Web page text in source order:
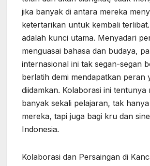
jika banyak di antara mereka
ketertarikan untuk kembali
adalah kunci utama. Menyadari
menguasai bahasa dan budaya,
internasional ini tak segan-segan
berlatih demi mendapatkan peran
diidamkan. Kolaborasi ini tentunya
banyak sekali pelajaran, tak
mereka, tapi juga bagi kru dan
Indonesia.
Kolaborasi dan Persaingan di